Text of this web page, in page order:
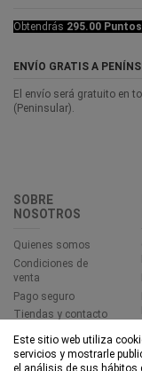
Obtendrás 295.00 Puntos
ENVÍO GRATIS A
El envío será gratuito en
(Peninsular).
SOBRE
NOSOTROS
Quienes somos
Condiciones de
venta
Pago seguro
Tiendas y contacto
Este sitio web utiliza
servicios y mostrarle
el análisis de sus hábitos